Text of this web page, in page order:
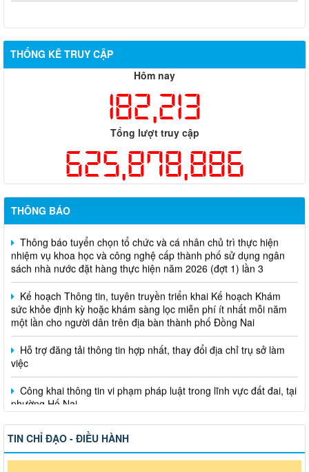
THỐNG KÊ TRUY CẬP
Hôm nay
182,213
Tổng lượt truy cập
625,878,886
THÔNG BÁO
Thông báo tuyển chọn tổ chức và cá nhân chủ trì thực hiện
sách nhà nước đặt hàng thực hiện năm 2026 (đợt 1) lần 3
Kế hoạch Thông tin, tuyên truyền triển khai Kế hoạch Khám
sức khỏe định kỳ hoặc khám sàng lọc miễn phí ít nhất mỗi năm
một lần cho người dân trên địa bàn thành phố Đồng Nai
Hỗ trợ đăng tải thông tin hợp nhất, thay đổi địa chỉ trụ sở làm
việc
Công khai thông tin vi phạm pháp luật trong lĩnh vực đất đai, tại
phường Hố Nai
TIN CHỈ ĐẠO - ĐIỀU HÀNH